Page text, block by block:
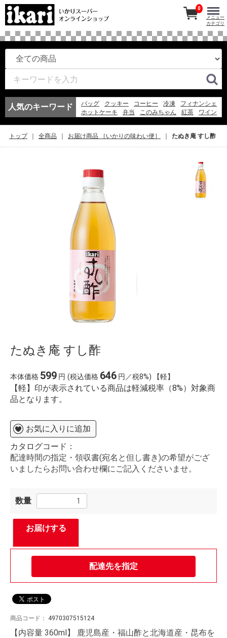
人気のキーワード バッグ クッキー コーヒー 冷凍
フィナンシェ
ホットケーキ
弁当 このみちゃん 紅茶
ワイン
ゼリー
0
メニュー
カテゴリ
トップ 全商品 お届け商品 ［いかりの味わい便］ たぬき庵 すし酢
たぬき庵 すし酢
本体価格 599 円 (税込価格 646 円／税8%) 【軽】
【軽】印が表示されている商品は軽減税率（8%）対象商
品となります。
お気に入りに追加
カタログコード：
配達時間の指定・領収書(宛名と但し書き)の希望がござ
いましたらお問い合わせ欄にご記入くださいませ。
数量
お届けする
配達先を指定
商品コード： 4970307515124
【内容量 360ml】 鹿児島産・福山酢と北海道産・昆布を